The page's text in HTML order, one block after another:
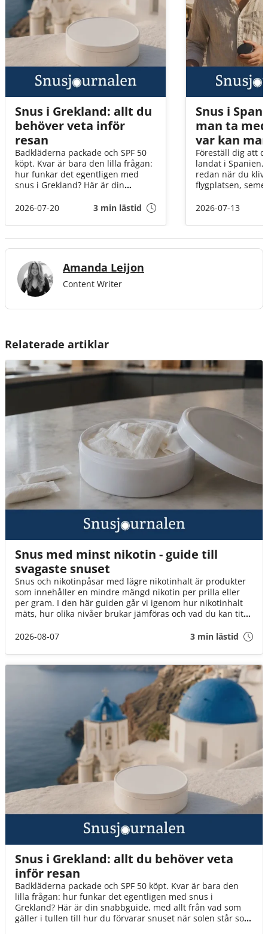
Snus i Grekland: allt du
behöver veta inför
resan
Badkläderna packade och SPF 50
köpt. Kvar är bara den lilla frågan:
hur funkar det egentligen med
snus i Grekland? Här är din
gäller i tullen till hur du förvarar
över Egeiska havet!
2026-07-20 3 min lästid
Snus i
man ta
var kan
Föreställ dig att
landat i Spanien.
redan när du
flygplatsen,
tanken dig, får
om det tar slut? I
går vi igenom
innan flyget går
2026-07-13
Amanda Leijon
Content Writer
Relaterade artiklar
Snus med minst nikotin - guide till
svagaste snuset
Snus och nikotinpåsar med lägre nikotinhalt är produkter
som innehåller en mindre mängd nikotin per prilla eller
per gram. I den här guiden går vi igenom hur nikotinhalt
mäts, hur olika nivåer brukar jämföras och vad du kan titta
2026-08-07
3 min lästid
Snus i Grekland: allt du behöver veta
inför resan
Badkläderna packade och SPF 50 köpt. Kvar är bara den
lilla frågan: hur funkar det egentligen med snus i
Grekland? Här är din snabbguide, med allt från vad som
gäller i tullen till hur du förvarar snuset när solen står som